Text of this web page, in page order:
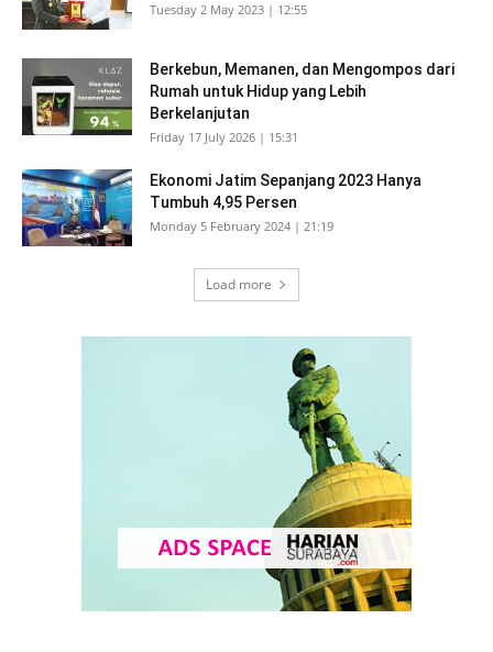
Tuesday 2 May 2023 | 12:55
Berkebun, Memanen, dan Mengompos dari
Rumah untuk Hidup yang Lebih
Berkelanjutan
Friday 17 July 2026 | 15:31
Ekonomi Jatim Sepanjang 2023 Hanya
Tumbuh 4,95 Persen
Monday 5 February 2024 | 21:19
Load more